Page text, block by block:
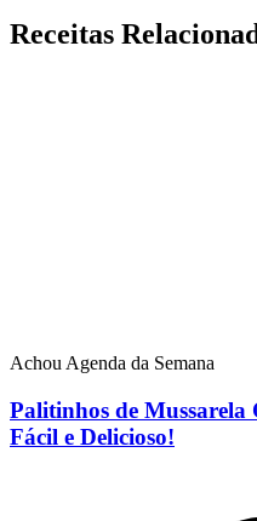
Receitas
Achou Agenda da Semana
Palitinhos de
Fácil e Delicioso!